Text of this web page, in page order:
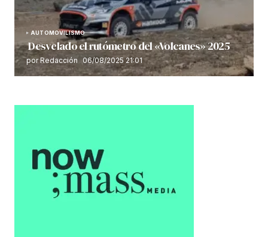
AUTOMOVILISMO
Desvelado el rutómetro del «Volcanes» 2025
por Redacción 06/08/2025 21:01